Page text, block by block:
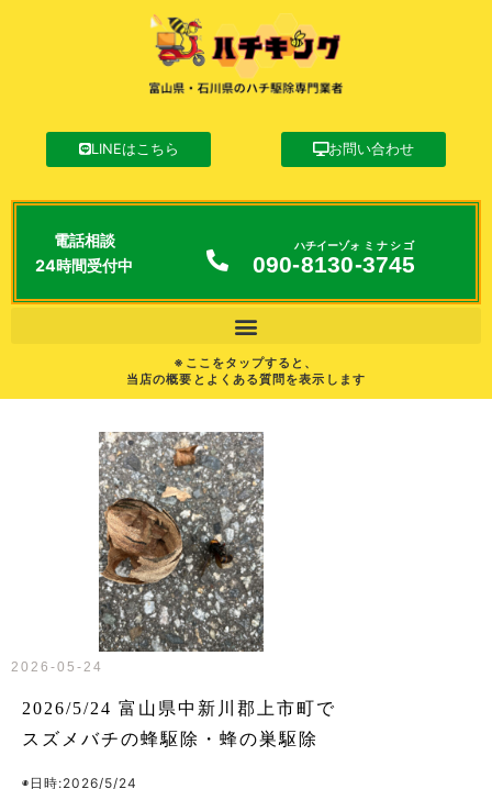
LINEはこちら お問い合わせ
電話相談
24時間受付中
090-8130
ハチイーゾォ
-3745
ミナシゴ
※ここをタップすると、
当店の概要とよくある質問を表示します
2026-05-24
2026/5/24 富山県中新川郡上市町で
スズメバチの蜂駆除・蜂の巣駆除
◉日時:2026/5/24